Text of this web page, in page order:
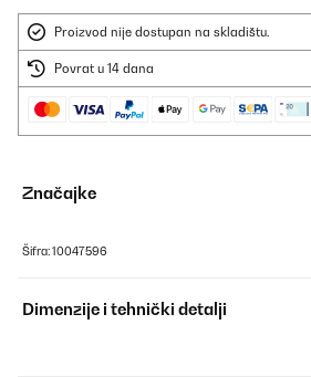
Proizvod nije dostupan na skladištu.
Povrat u 14 dana
Značajke
Šifra: 10047596
Dimenzije i tehnički detalji